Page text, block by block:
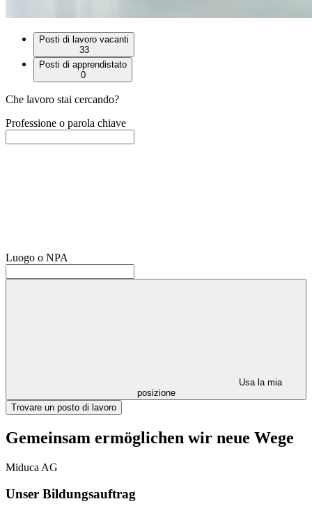
Posti di lavoro vacanti
33
Posti di apprendistato
0
Che lavoro stai cercando?
Professione o parola chiave
Luogo o NPA
Usa la mia
posizione
Trovare un posto di lavoro
Gemeinsam ermöglichen wir neue Wege
Miduca AG
Unser Bildungsauftrag